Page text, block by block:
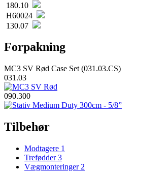
180.10
H60024
130.07
Forpakning
MC3 SV Rød Case Set (031.03.CS)
031.03
090.300
Tilbehør
Modtagere 1
Trefødder3
Vægmonteringer 2